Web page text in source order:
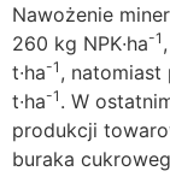
Nawożenie
260 kg NPK∙ha-1
t∙ha-1 , natomiast
t∙ha-1 . W
produkcji
buraka